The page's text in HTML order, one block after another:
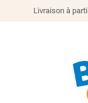
Livraison à